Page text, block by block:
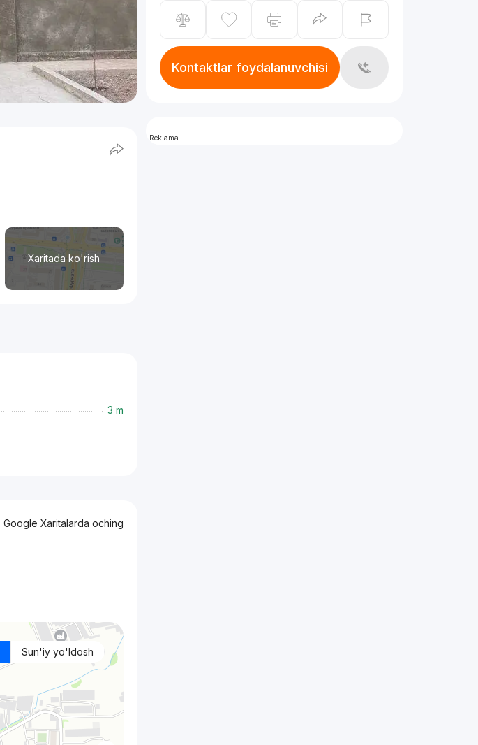
Xaritada ko'rish
3 m
Google Xaritalarda oching
Sun'iy yo'ldosh
Kontaktlar foydalanuvchisi
Reklama